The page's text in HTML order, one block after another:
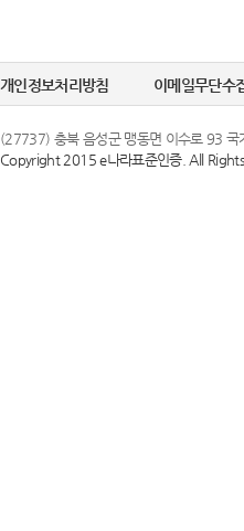
개인정보처리방침 이메일무단수
(27737) 충북 음성군 맹동면 이수로 93 국
Copyright 2015 e나라표준인증. All Rights